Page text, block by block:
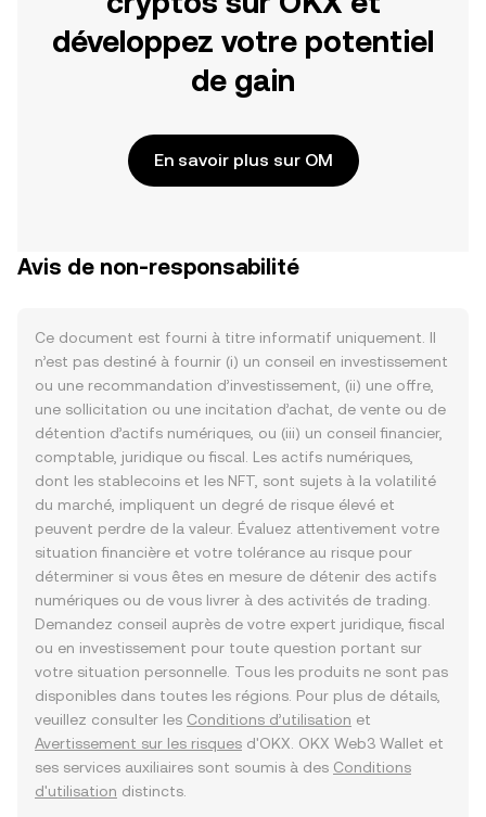
développez votre potentiel
de gain
En savoir plus sur OM
Avis de non-responsabilité
Ce document est fourni à titre informatif uniquement. Il
n’est pas destiné à fournir (i) un conseil en investissement
ou une recommandation d’investissement, (ii) une offre,
une sollicitation ou une incitation d’achat, de vente ou de
détention d’actifs numériques, ou (iii) un conseil financier,
comptable, juridique ou fiscal. Les actifs numériques,
dont les stablecoins et les NFT, sont sujets à la volatilité
du marché, impliquent un degré de risque élevé et
peuvent perdre de la valeur. Évaluez attentivement votre
situation financière et votre tolérance au risque pour
déterminer si vous êtes en mesure de détenir des actifs
numériques ou de vous livrer à des activités de trading.
Demandez conseil auprès de votre expert juridique, fiscal
ou en investissement pour toute question portant sur
votre situation personnelle. Tous les produits ne sont pas
disponibles dans toutes les régions. Pour plus de détails,
veuillez consulter les Conditions d’utilisation et
Avertissement sur les risques d'OKX. OKX Web3 Wallet et
ses services auxiliaires sont soumis à des Conditions
d'utilisation distincts.